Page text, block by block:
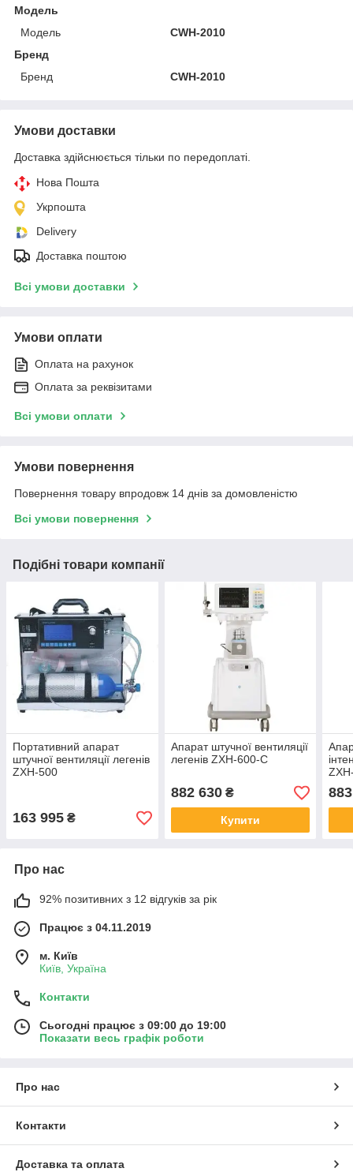
Модель
Модель
CWH-2010
Бренд
Бренд
CWH-2010
Умови доставки
Доставка здійснюється тільки по передоплаті.
Нова Пошта
Укрпошта
Delivery
Доставка поштою
Всі умови доставки
Умови оплати
Оплата на рахунок
Оплата за реквізитами
Всі умови оплати
Умови повернення
Повернення товару впродовж 14 днів за домовленістю
Всі умови повернення
Подібні товари компанії
Портативний апарат
штучної вентиляції легенів
ZXH-500
163 995 ₴
Апарат штучної вентиляції
легенів ZXH-600-С
882 630₴
Купити
Про нас
92% позитивних з 12 відгуків за рік
Працює з 04.11.2019
м. Київ
Київ, Україна
Контакти
Сьогодні працює з 09:00 до 19:00
Показати весь графік роботи
Про нас
Контакти
Доставка та оплата